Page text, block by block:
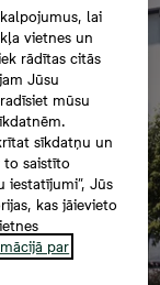
lai
vietnes un
rādītas citās
Jūsu
mūsu
sīkdatņu un
to saistīto
iestatījumi”, Jūs
kas jāievieto
par